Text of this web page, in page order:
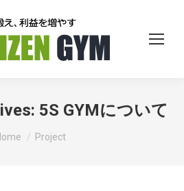
5S GYMについて
are here:
Project